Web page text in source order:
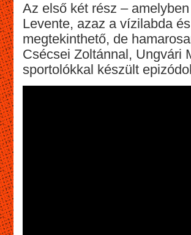
Az első két rész –
Levente, azaz a vízilabda
megtekinthető, de
Csécsei Zoltánnal, Ungvári
sportolókkal készült